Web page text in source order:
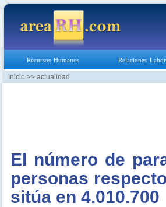
Recursos Humanos Relaciones
Inicio >> actualidad
El número de
personas
sitúa en 4.010.700